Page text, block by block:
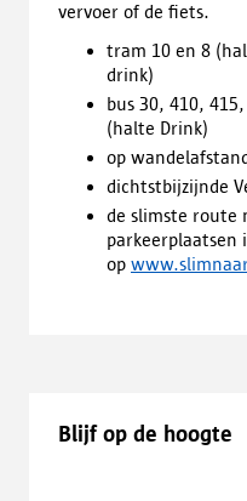
vervoer of de fiets.
tram 10 en 8
drink)
bus 30, 410,
(halte Drink)
op
dichtstbijzijnde
de slimste route
parkeerplaatsen
op
Blijf op de hoogte